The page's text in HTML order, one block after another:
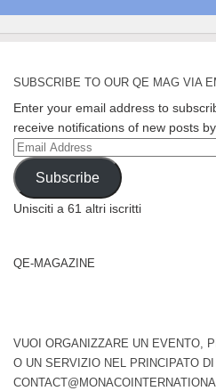
SUBSCRIBE TO OUR QE MAG VIA
Enter your email address to
receive notifications of new posts
Email
Address
Subscribe
Unisciti a 61 altri iscritti
QE-MAGAZINE
VUOI ORGANIZZARE UN EVENTO,
O UN SERVIZIO NEL PRINCIPATO